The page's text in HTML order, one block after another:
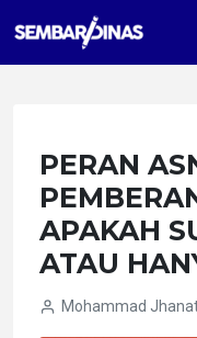
PERAN
APAKAH
ATAU
Mohammad